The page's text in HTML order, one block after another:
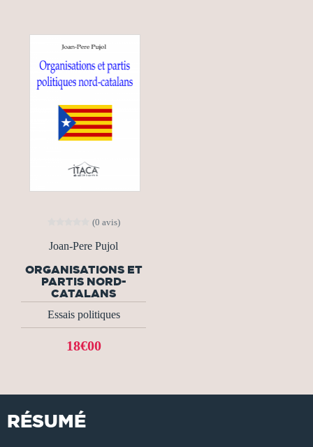
(0 avis)
Joan-Pere Pujol
ORGANISATIONS ET
PARTIS NORD-
CATALANS
Essais politiques
18€00
RÉSUMÉ